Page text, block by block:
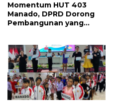
Momentum HUT 403
Manado, DPRD Dorong
Pembangunan yang